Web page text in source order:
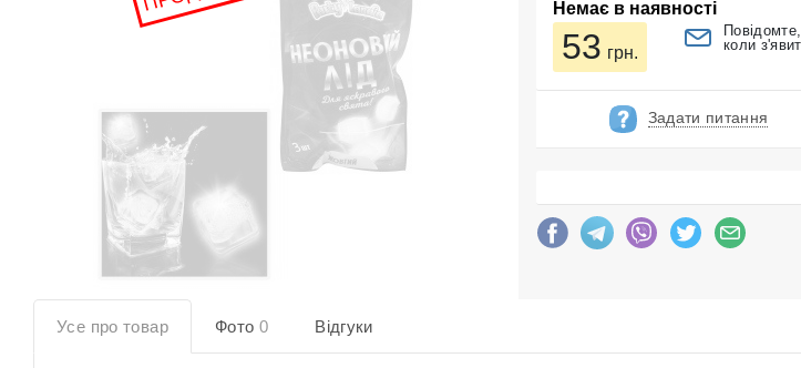
Немає в наявності
53 грн.
Повідомте,
коли
Задати питання
Усе про товар Фото 0 Відгуки